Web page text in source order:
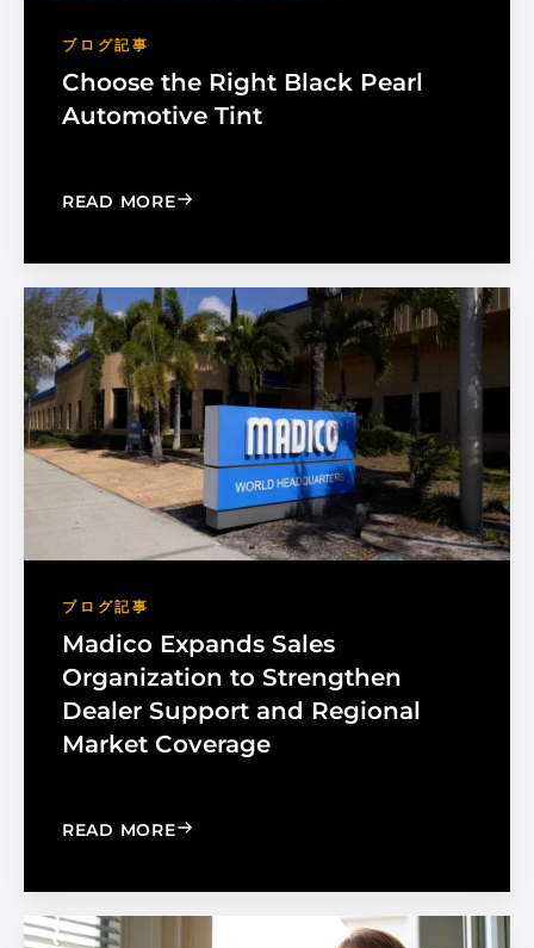
ブログ記事
Choose the Right Black Pearl
Automotive Tint
READ MORE: CHOOSE THE RIGHT BLACK PEARL
ブログ記事
Madico Expands Sales
Organization to Strengthen
Dealer Support and Regional
Market Coverage
READ MORE: MADICO EXPANDS SALES